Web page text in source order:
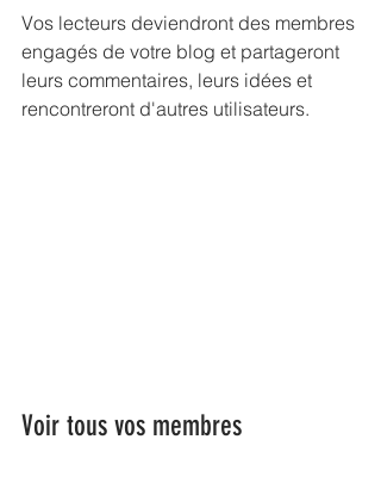
Vos lecteurs deviendront des membres
engagés de votre blog et partageront
leurs commentaires, leurs idées et
rencontreront d'autres utilisateurs.
Voir tous vos membres